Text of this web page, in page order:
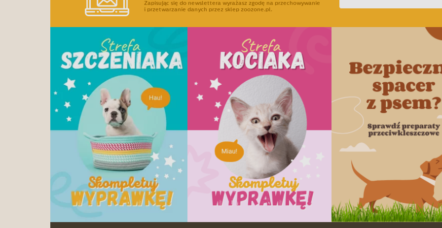
Zapisując się do newslettera wyrażasz zgodę na przechowywanie
i przetwarzanie danych przez sklep zoozone.pl.